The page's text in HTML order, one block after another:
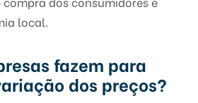
local.
fazem para
dos preços?